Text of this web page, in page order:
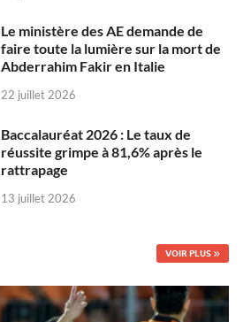
Le ministère des AE demande de
faire toute la lumière sur la mort de
Abderrahim Fakir en Italie
22 juillet 2026
Baccalauréat 2026 : Le taux de
réussite grimpe à 81,6% après le
rattrapage
13 juillet 2026
VOIR PLUS